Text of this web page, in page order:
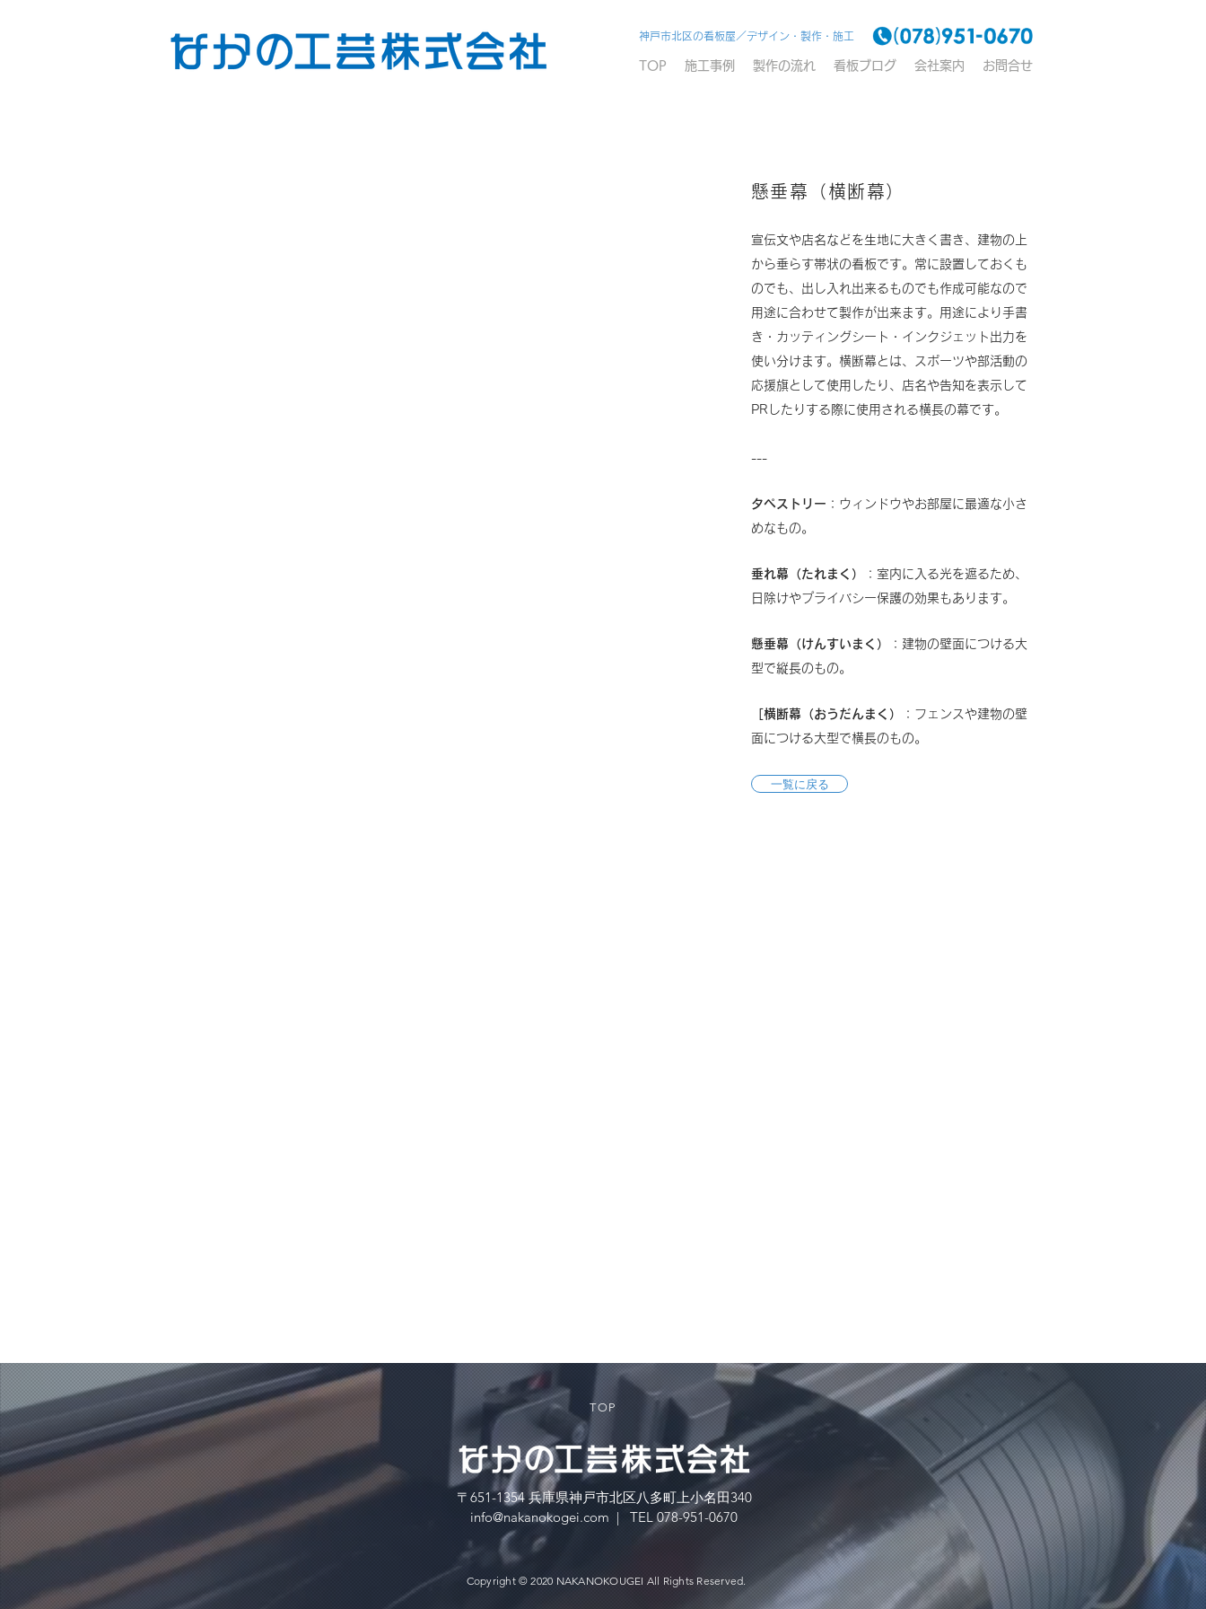
神戸市北区の看板屋／デザイン・製作・施工
TOP 施工事例 製作の流れ 看板ブログ 会社案内 お問合せ
懸垂幕（横断幕）
宣伝文や店名などを生地に大きく書き、建物の上
から垂らす帯状の看板です。常に設置しておくも
のでも、出し入れ出来るものでも作成可能なので
用途に合わせて製作が出来ます。用途により手書
き・カッティングシート・インクジェット出力を
使い分けます。横断幕とは、スポーツや部活動の
応援旗として使用したり、店名や告知を表示して
PRしたりする際に使用される横長の幕です。
---
タペストリー ：ウィンドウやお部屋に最適な小さ
めなもの。
垂れ幕（たれまく） ： 室内に入る光を遮るため、
日除けやプライバシー保護の効果もあります。
懸垂幕（けんすいまく） ： 建物の壁面につける大
型で縦長のもの。
［横断幕（おうだんまく）
：フェンスや建物の壁
面につける大型で横長のもの。
一覧に戻る
TOP
〒651-1354 兵庫県神戸市北区八多町上小名田340
info@nakanokogei.com | TEL 078-951-0670
Copyright © 2020 NAKANOKOUGEI All Rights Reserved.